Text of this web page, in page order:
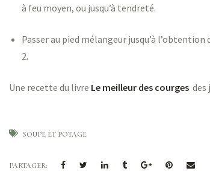
à feu moyen, ou jusqu’à tendreté.
Passer au pied mélangeur jusqu’à
2.
Une recette du livre Le meilleur des courges des
SOUPE ET POTAGE
PARTAGER: